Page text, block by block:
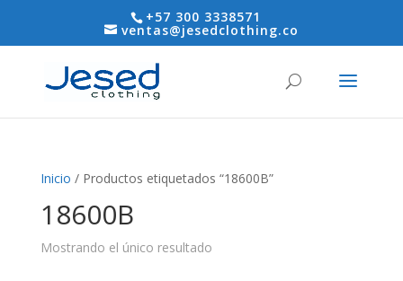
+57 300 3338571
ventas@jesedclothing.co
Inicio / Productos etiquetados “18600B”
18600B
Mostrando el único resultado